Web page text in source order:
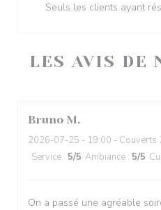
LES AVIS DE
Bruno M
2026-07-25 - 19:00 - Couverts
Service : 5/5 Ambiance : 5/5
On a passé une agréable
Seuls les clients ayant